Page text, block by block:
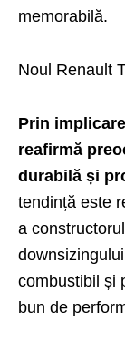
memorabilă.
Noul Renault
Prin
reafirmă
durabilă și
tendință este
a
combustibil și
bun de